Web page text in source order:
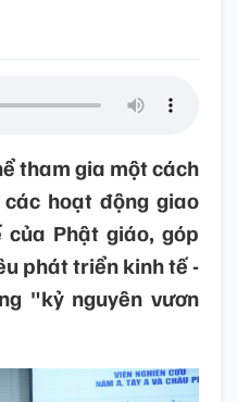
tham gia một cách
hoạt động giao
Phật giáo, góp
phát triển kinh tế -
"kỷ nguyên vươn